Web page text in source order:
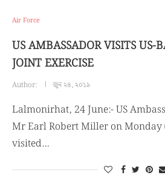
Air Force
US AMBASSADOR VISITS US-
JOINT EXERCISE
Author: জুন ২৪, ২০১৯
Lalmonirhat, 24 June:- US
Mr Earl Robert Miller on Monday
visited…